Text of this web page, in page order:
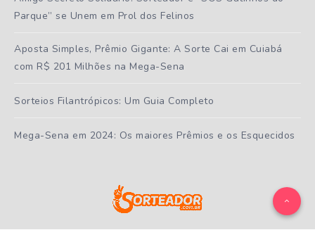
Parque” se Unem em Prol dos Felinos
Aposta Simples, Prêmio Gigante: A Sorte Cai em Cuiabá
com R$ 201 Milhões na Mega-Sena
Sorteios Filantrópicos: Um Guia Completo
Mega-Sena em 2024: Os maiores Prêmios e os Esquecidos